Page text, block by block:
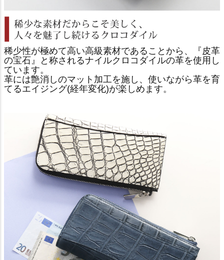
稀少性が極めて高い高級素材であることから、『皮革
の宝石』と称されるナイルクロコダイルの革を使用し
ています。
革には艶消しのマット加工を施し、使いながら革を育
てるエイジング(経年変化)が楽しめます。